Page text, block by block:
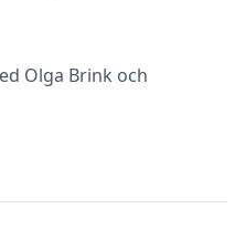
Olga Brink och